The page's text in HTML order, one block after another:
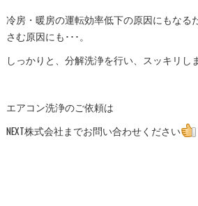
冷房・暖房の運転効率低下の原因にもなる
さむ原因にも･･･。
しっかりと、分解洗浄を行い、スッキリし
エアコン洗浄のご依頼は
NEXT株式会社までお問い合わせください